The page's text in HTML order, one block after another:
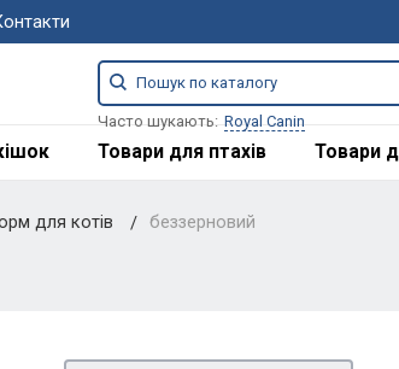
Часто шукають: Royal Canin
Товари для птахів Товари
для котів беззерновий